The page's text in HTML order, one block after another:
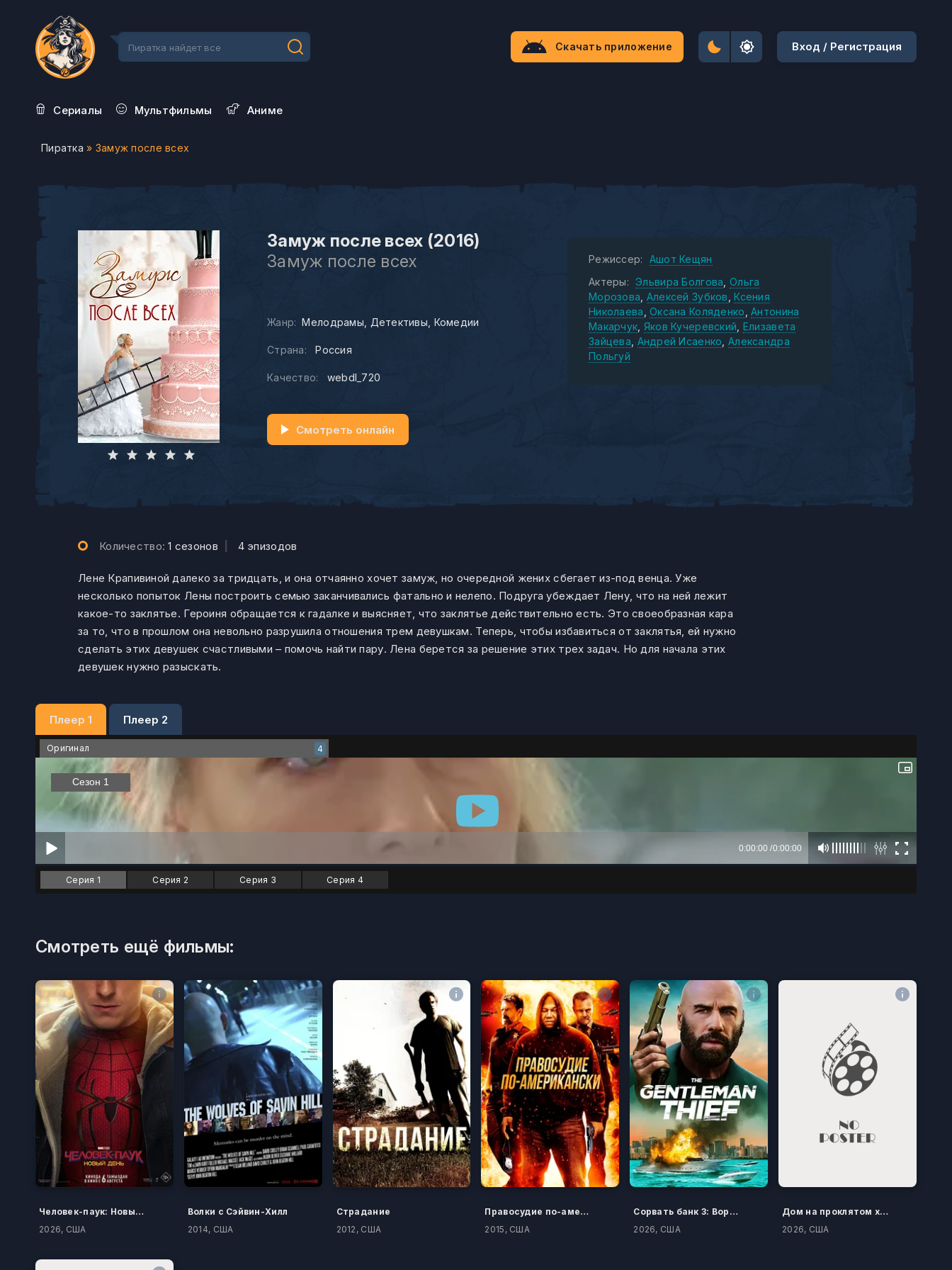
Скачать приложение Вход / Регистрация
Сериалы Мультфильмы Aниме
Пиратка » Замуж после всех
Замуж после всех (2016)
Замуж после всех
Жанр: Мелодрамы Детективы Комедии
Страна: Россия
Качество: webdl_720
Смотреть онлайн
Режиссер:
Ашот Кещян
Актеры:
Эльвира Болгова Ольга
Морозова Алексей Зубков
Ксения
Николаева Оксана Коляденко Антонина
Макарчук Яков Кучеревский Елизавета
Зайцева Андрей Исаенко Александра
Польгуй
Количество:1 сезонов 4 эпизодов
Лене Крапивиной далеко за тридцать, и она отчаянно хочет замуж, но очередной жених сбегает из-под венца. Уже
несколько попыток Лены построить семью заканчивались фатально и нелепо. Подруга убеждает Лену, что на ней лежит
какое-то заклятье. Героиня обращается к гадалке и выясняет, что заклятье действительно есть. Это своеобразная кара
за то, что в прошлом она невольно разрушила отношения трем девушкам. Теперь, чтобы избавиться от заклятья, ей нужно
сделать этих девушек счастливыми – помочь найти пару. Лена берется за решение этих трех задач. Но для начала этих
девушек нужно разыскать.
Плеер 1 Плеер 2
Оригинал 4
Серия 1 Серия 2 Серия 3 Серия 4
Смотреть ещё фильмы:
Человек-паук: Новый день
2026, США
Волки с Сэйвин-Хилл
2014, США
Страдание
2012, США
Правосудие по-американски
2015, США
Сорвать банк 3: Вор-джентльмен
2026, США
Дом на проклятом холме
2026, США